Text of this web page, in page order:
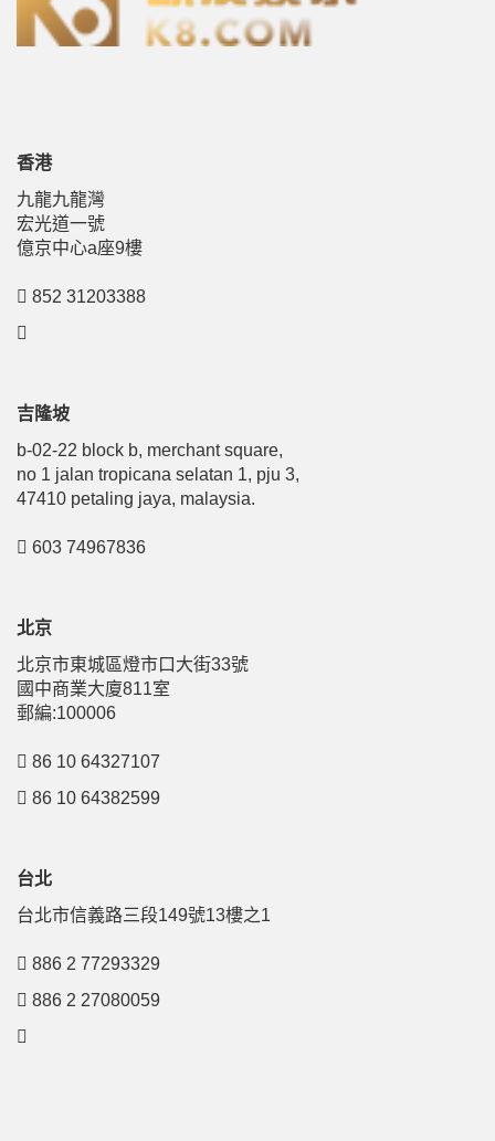
香港
九龍九龍灣
宏光道一號
億京中心a座9樓
852 31203388
吉隆坡
b-02-22 block b, merchant square,
no 1 jalan tropicana selatan 1, pju 3,
47410 petaling jaya, malaysia.
603 74967836
北京
北京市東城區燈市口大街33號
國中商業大廈811室
郵編:100006
86 10 64327107
86 10 64382599
台北
台北市信義路三段149號13樓之1
886 2 77293329
886 2 27080059